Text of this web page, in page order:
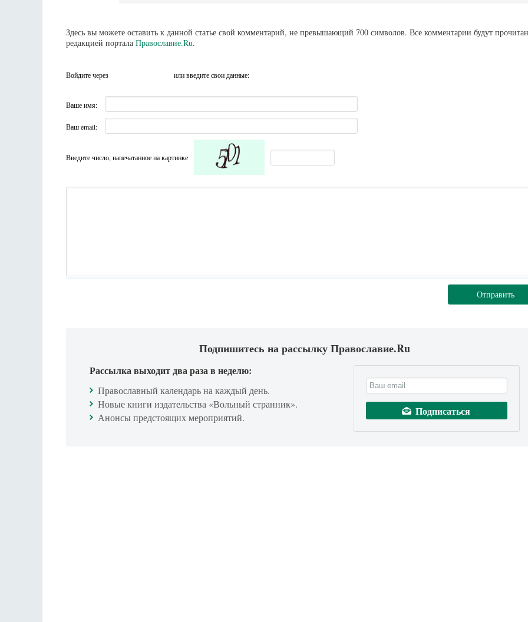
Здесь вы можете оставить к данной статье свой комментарий, не превышающий 700 символов. Все комментарии будут
редакцией портала Православие.Ru.
Войдите через или введите свои данные:
Ваше имя:
Ваш email:
Введите число, напечатанное на картинке
Отправить
Подпишитесь на рассылку Православие.Ru
Рассылка выходит два раза в неделю:
Православный календарь на каждый день.
Новые книги издательства «Вольный странник».
Анонсы предстоящих мероприятий.